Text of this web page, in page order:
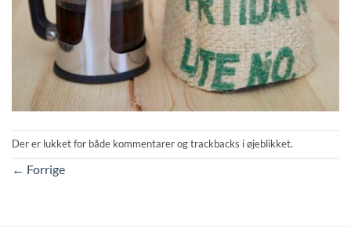
Der er lukket for både kommentarer og trackbacks i øjeblikket.
← Forrige